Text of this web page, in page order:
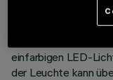
einfarbigen LED-
der Leuchte kann